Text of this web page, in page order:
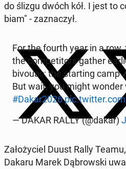
do ślizgu dwóch kół. I jest to
biam" - za­zna­czył.
For the fourth year in a
the com­pe­ti­tors gather
bivouac: the star­ting camp
But wait, you might wonder
#Dakar2026
— DAKAR RALLY (@dakar)
Za­ło­ży­ciel Duust Rally
Dakaru Marek Dą­brow­ski